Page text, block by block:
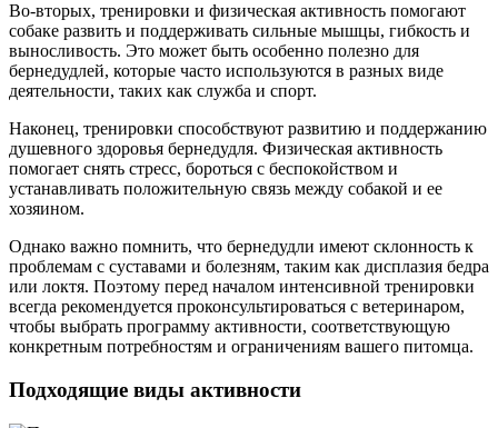
Во-вторых, тренировки и физическая активность помогают
собаке развить и поддерживать сильные мышцы, гибкость и
выносливость. Это может быть особенно полезно для
бернедудлей, которые часто используются в разных виде
деятельности, таких как служба и спорт.
Наконец, тренировки способствуют развитию и поддержанию
душевного здоровья бернедудля. Физическая активность
помогает снять стресс, бороться с беспокойством и
устанавливать положительную связь между собакой и ее
хозяином.
Однако важно помнить, что бернедудли имеют склонность к
проблемам с суставами и болезням, таким как дисплазия бедра
или локтя. Поэтому перед началом интенсивной тренировки
всегда рекомендуется проконсультироваться с ветеринаром,
чтобы выбрать программу активности, соответствующую
конкретным потребностям и ограничениям вашего питомца.
Подходящие виды активности